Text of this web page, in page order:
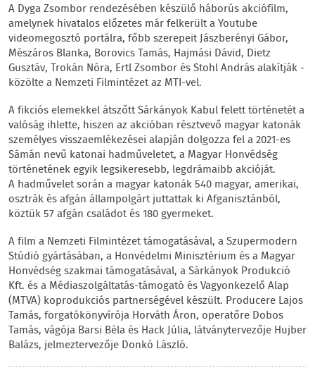
A Dyga Zsombor rendezésében készülő háborús akciófilm,
amelynek hivatalos előzetes már felkerült a Youtube
videomegosztó portálra, főbb szerepeit Jászberényi Gábor,
Mészáros Blanka, Borovics Tamás, Hajmási Dávid, Dietz
Gusztáv, Trokán Nóra, Ertl Zsombor és Stohl András alakítják -
közölte a Nemzeti Filmintézet az MTI-vel.
A fikciós elemekkel átszőtt Sárkányok Kabul felett történetét a
valóság ihlette, hiszen az akcióban résztvevő magyar katonák
személyes visszaemlékezései alapján dolgozza fel a 2021-es
Sámán nevű katonai hadműveletet, a Magyar Honvédség
történetének egyik legsikeresebb, legdrámaibb akcióját.
A hadművelet során a magyar katonák 540 magyar, amerikai,
osztrák és afgán állampolgárt juttattak ki Afganisztánból,
köztük 57 afgán családot és 180 gyermeket.
A film a Nemzeti Filmintézet támogatásával, a Szupermodern
Stúdió gyártásában, a Honvédelmi Minisztérium és a Magyar
Honvédség szakmai támogatásával, a Sárkányok Produkció
Kft. és a Médiaszolgáltatás-támogató és Vagyonkezelő Alap
(MTVA) koprodukciós partnerségével készült. Producere Lajos
Tamás, forgatókönyvírója Horváth Áron, operatőre Dobos
Tamás, vágója Barsi Béla és Hack Júlia, látványtervezője Hujber
Balázs, jelmeztervezője Donkó László.